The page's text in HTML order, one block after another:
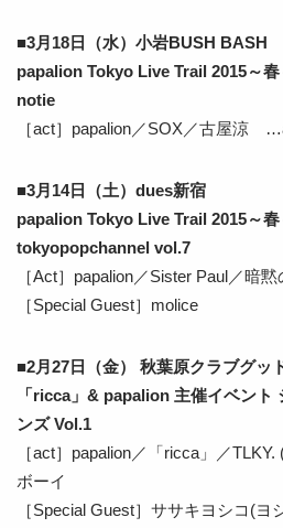
■3月18日（水）小岩BUSH BASH
papalion Tokyo Live Trail 2015～春
notie
［act］papalion／SOX／古屋涼
■3月14日（土）dues新宿
papalion Tokyo Live Trail 2015～春
tokyopopchannel vol.7
［Act］papalion／Sister Paul／暗
［Special Guest］molice
■2月27日（金） 秋葉原クラブグッ
「ricca」& papalion 主催イベント
ンズ Vol.1
［act］papalion／「ricca」／
ボーイ
［Special Guest］ササキヨシコ(ヨ